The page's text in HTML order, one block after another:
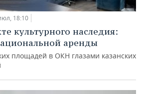
18:10
культурного наследия:
аренды
площадей в ОКН глазами казанских